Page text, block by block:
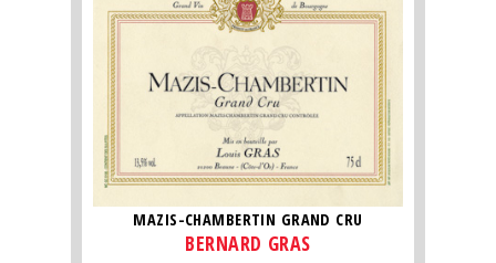
MAZIS-CHAMBERTIN GRAND CRU
BERNARD GRAS